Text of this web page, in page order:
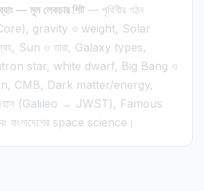
— মূল লেকচার শিট— পৃথিবীর গঠন
gravity ও weight, Solar
Sun ও তারা, Galaxy types,
star, white dwarf, Big Bang ও
CMB, Dark matter/energy,
(Galileo → JWST), Famous
space science।